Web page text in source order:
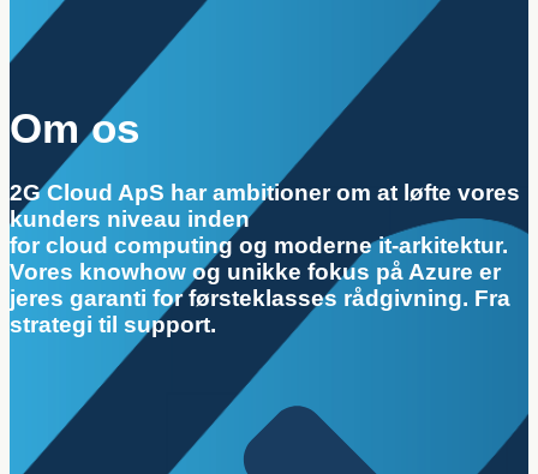
Om os
2G Cloud ApS har ambitioner om at løfte vores
kunders niveau inden
for cloud computing og moderne it-arkitektur.
Vores knowhow og unikke fokus på Azure er
jeres garanti for førsteklasses rådgivning. Fra
strategi til support.